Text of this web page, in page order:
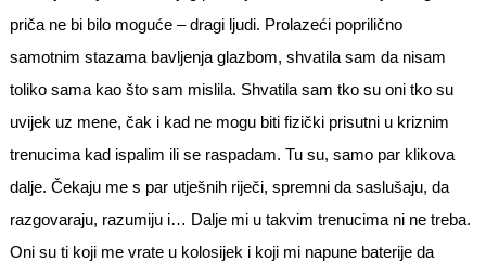
priča ne bi bilo moguće – dragi ljudi. Prolazeći poprilično
samotnim stazama bavljenja glazbom, shvatila sam da nisam
toliko sama kao što sam mislila. Shvatila sam tko su oni tko su
uvijek uz mene, čak i kad ne mogu biti fizički prisutni u kriznim
trenucima kad ispalim ili se raspadam. Tu su, samo par klikova
dalje. Čekaju me s par utješnih riječi, spremni da saslušaju, da
razgovaraju, razumiju i… Dalje mi u takvim trenucima ni ne treba.
Oni su ti koji me vrate u kolosijek i koji mi napune baterije da